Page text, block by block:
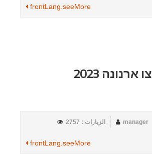
frontLang.seeMore
צו ארנונה 2023
manager الزيارات : 2757
frontLang.seeMore